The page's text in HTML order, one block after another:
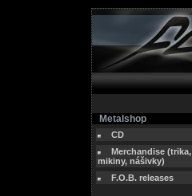
Metalshop
CD
Merchandise (trika,
mikiny, nášivky)
F.O.B. releases